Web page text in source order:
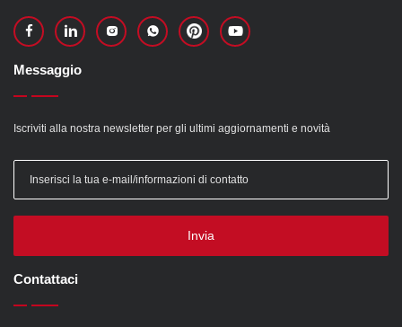
Messaggio
Iscriviti alla nostra newsletter per gli ultimi aggiornamenti e novità
Invia
Contattaci